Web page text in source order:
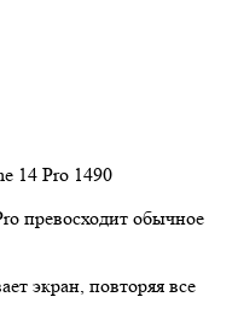
14 Pro 1490
превосходит обычное
экран, повторяя все